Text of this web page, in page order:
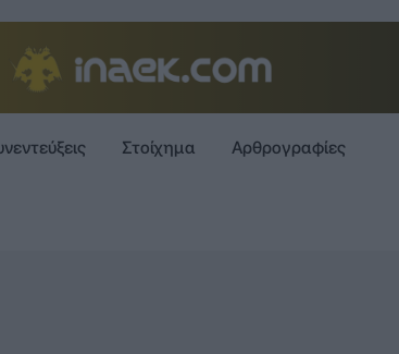
Στοίχημα Αρθρογραφίες